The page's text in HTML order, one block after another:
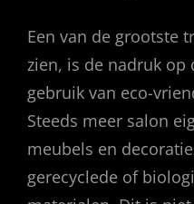
Een van de grootste
zien, is de nadruk op
gebruik van eco-
Steeds meer salon
meubels en
gerecyclede of